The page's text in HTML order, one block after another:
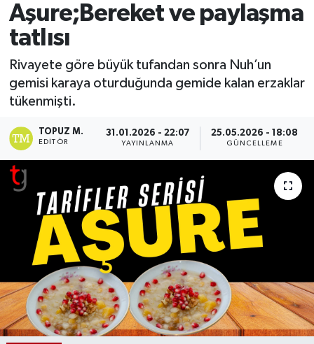
Aşure;Bereket ve paylaşma
tatlısı
Rivayete göre büyük tufandan sonra Nuh’un
gemisi karaya oturduğunda gemide kalan erzaklar
tükenmişti.
TOPUZ M.
EDITÖR
31.01.2026 - 22:07
YAYINLANMA
25.05.2026 - 18:08
GÜNCELLEME
SAĞLIK
TEKNOLOJİ
TÜRKİYE
Tüm Manşetler
Son Dakika Haberleri
Haber Arşivi